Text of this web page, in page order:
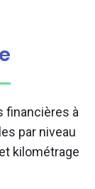
financières à
par niveau
kilométrage